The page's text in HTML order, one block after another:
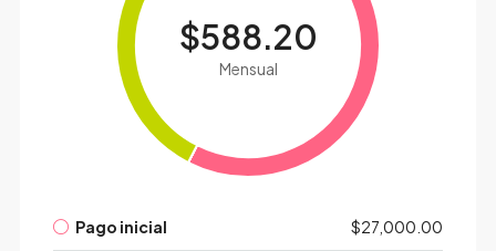
$588.20
Mensual
Pago inicial $27,000.00